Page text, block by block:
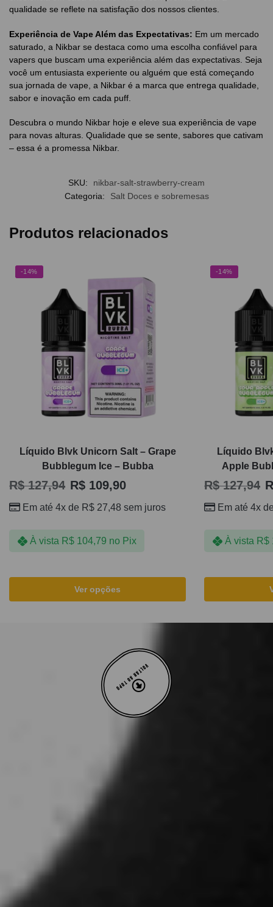
qualidade se reflete na satisfação dos nossos clientes.
Experiência de Vape Além das Expectativas: Em um mercado
saturado, a Nikbar se destaca como uma escolha confiável para
vapers que buscam uma experiência além das expectativas. Seja
você um entusiasta experiente ou alguém que está começando
sua jornada de vape, a Nikbar é a marca que entrega qualidade,
sabor e inovação em cada puff.
Descubra o mundo Nikbar hoje e eleve sua experiência de vape
para novas alturas. Qualidade que se sente, sabores que cativam
– essa é a promessa Nikbar.
SKU:
nikbar-salt-strawberry-cream
Categoria:
Salt Doces e sobremesas
Produtos relacionados
-14%
Líquido Blvk Unicorn Salt – Grape
Bubblegum Ice – Bubba
R$127,94 R$ 109,90
Em até 4x de R$ 27,48 sem juros
À vista R$104,79 no Pix
Ver opções
-14%
Líquido
Apple
R$127,94
Em até 4x
À vista R$
VOLTAR AO TOPO